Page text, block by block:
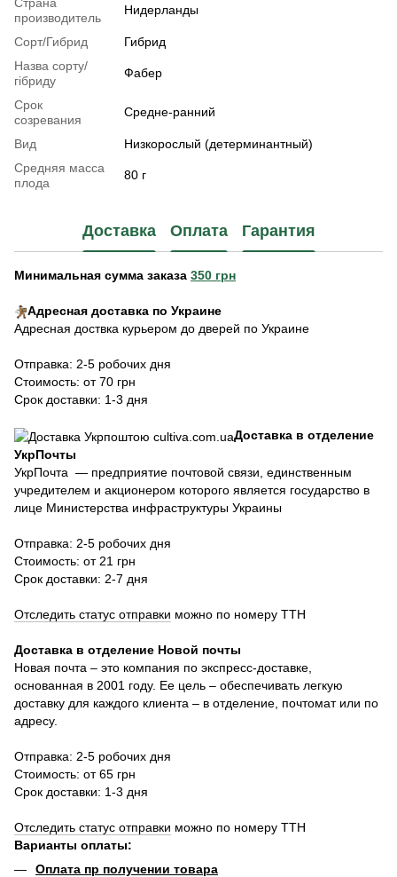
Страна
производитель
Нидерланды
Сорт/Гибрид
Гибрид
Назва сорту/
гібриду
Фабер
Срок
созревания
Средне-ранний
Вид
Низкорослый (детерминантный)
Средняя масса
плода
80 г
Доставка Оплата Гарантия
Минимальная сумма заказа 350 грн
Адресная доставка по Украине
Адресная доствка курьером до дверей по Украине
Отправка: 2-5 робочих дня
Стоимость: от 70 грн
Срок доставки: 1-3 дня
Доставка в отделение
УкрПочты
УкрПочта — предприятие почтовой связи, единственным
учредителем и акционером которого является государство в
лице Министерства инфраструктуры Украины
Отправка: 2-5 робочих дня
Стоимость: от 21 грн
Срок доставки: 2-7 дня
Отследить статус отправки можно по номеру ТТН
Доставка в отделение Новой почты
Новая почта – это компания по экспресс-доставке,
основанная в 2001 году. Ее цель – обеспечивать легкую
доставку для каждого клиента – в отделение, почтомат или по
адресу.
Отправка: 2-5 робочих дня
Стоимость: от 65 грн
Срок доставки: 1-3 дня
Отследить статус отправки можно по номеру ТТН
Варианты оплаты:
Оплата пр получении товара